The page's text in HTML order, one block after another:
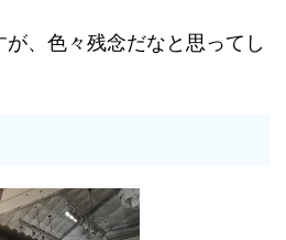
、色々残念だなと思ってし